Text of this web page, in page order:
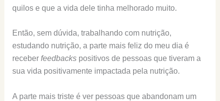
quilos e que a vida dele tinha melhorado muito.
Então, sem dúvida, trabalhando com nutrição,
estudando nutrição, a parte mais feliz do meu dia é
receber feedbackspositivos de pessoas que tiveram a
sua vida positivamente impactada pela nutrição.
A parte mais triste é ver pessoas que abandonam um